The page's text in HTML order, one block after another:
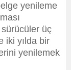
yenileme
üç
iki yılda bir
yenilemek